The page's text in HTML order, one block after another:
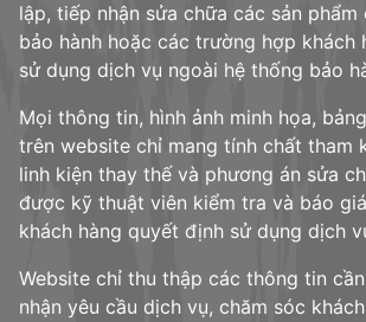
lập, tiếp nhận sửa chữa các sản phẩm
bảo hành hoặc các trường hợp khách
sử dụng dịch vụ ngoài hệ thống bảo
Mọi thông tin, hình ảnh minh họa,
trên website chỉ mang tính chất tham
linh kiện thay thế và phương án sửa
được kỹ thuật viên kiểm tra và báo
khách hàng quyết định sử dụng dịch
Website chỉ thu thập các thông tin
nhận yêu cầu dịch vụ, chăm sóc